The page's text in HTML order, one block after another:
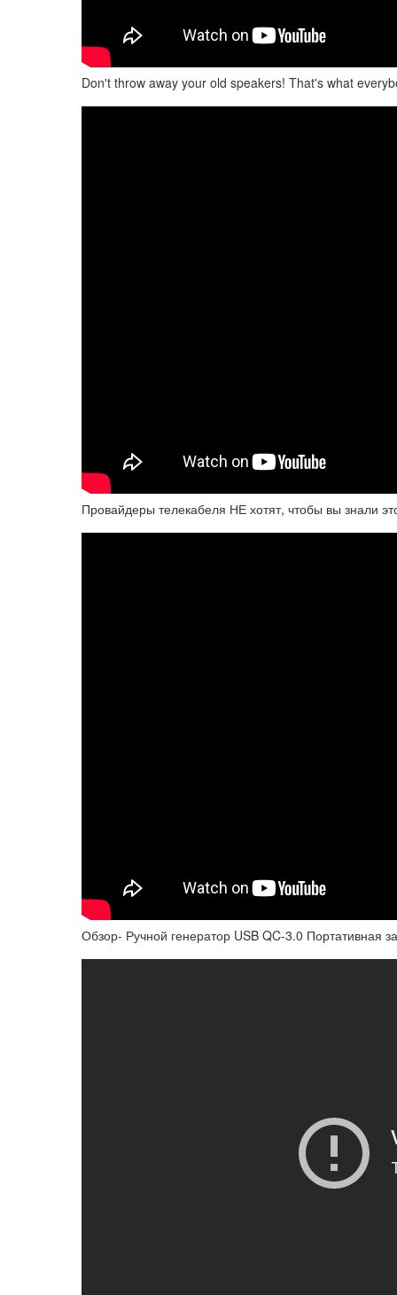
Don't throw away your old speakers! That's what
Провайдеры телекабеля НЕ хотят, чтобы вы знали
Обзор- Ручной генератор USB QC-3.0 Портативная